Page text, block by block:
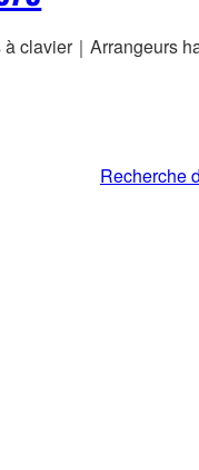
à clavier｜Arrangeurs
Recherche